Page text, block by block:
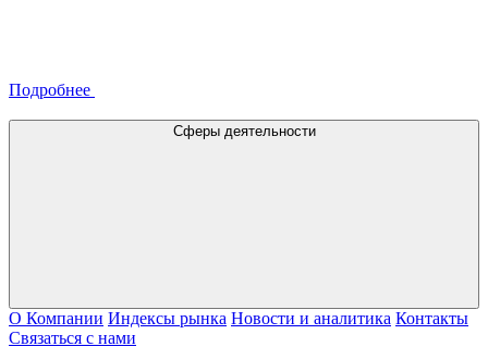
Подробнее
Сферы деятельности
О Компании Индексы рынка Новости и аналитика Контакты
Связаться с нами